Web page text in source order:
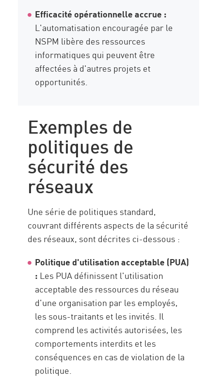
Efficacité opérationnelle accrue :
L'automatisation encouragée par le
NSPM libère des ressources
informatiques qui peuvent être
affectées à d'autres projets et
opportunités.
Exemples de
politiques de
sécurité des
réseaux
Une série de politiques standard,
couvrant différents aspects de la sécurité
des réseaux, sont décrites ci-dessous :
Politique d'utilisation acceptable (PUA)
: Les PUA définissent l'utilisation
acceptable des ressources du réseau
d'une organisation par les employés,
les sous-traitants et les invités. Il
comprend les activités autorisées, les
comportements interdits et les
conséquences en cas de violation de la
politique.